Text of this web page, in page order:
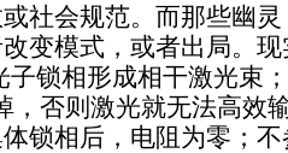
社会规范。而那些幽
变模式，或者出局。
子锁相形成相干激光束
，否则激光就无法高效
体锁相后，电阻为零；